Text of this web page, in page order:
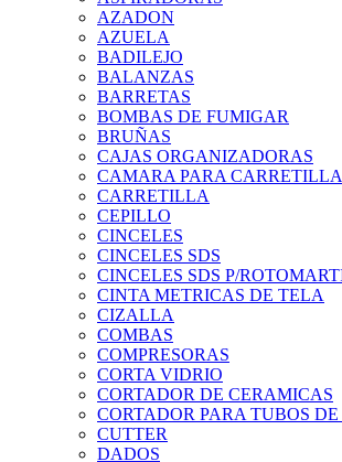
AZADON
AZUELA
BADILEJO
BALANZAS
BARRETAS
BOMBAS DE FUMIGAR
BRUÑAS
CAJAS ORGANIZADORAS
CAMARA PARA CARRETILLA
CARRETILLA
CEPILLO
CINCELES
CINCELES SDS
CINCELES SDS P/
CINTA METRICAS DE TELA
CIZALLA
COMBAS
COMPRESORAS
CORTA VIDRIO
CORTADOR DE CERAMICAS
CORTADOR PARA TUBOS DE
CUTTER
DADOS